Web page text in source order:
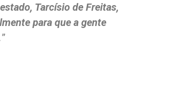
Tarcísio de Freitas,
para que a gente
”